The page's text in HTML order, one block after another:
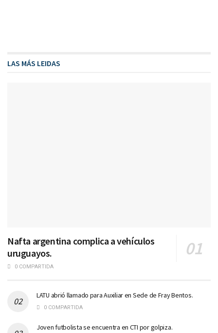
LAS MÁS LEIDAS
Nafta argentina complica a vehículos
uruguayos.
0 COMPARTIDA
LATU abrió llamado para Auxiliar en Sede de Fray Bentos.
0 COMPARTIDA
Joven futbolista se encuentra en CTI por golpiza.